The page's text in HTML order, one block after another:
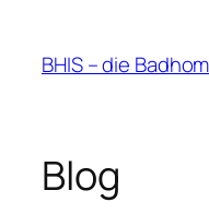
springen
BHIS – die
Blog